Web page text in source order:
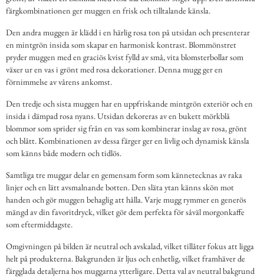
färgkombinationen ger muggen en frisk och tilltalande känsla.
Den andra muggen är klädd i en härlig rosa ton på utsidan och presenterar
en mintgrön insida som skapar en harmonisk kontrast. Blommönstret
pryder muggen med en graciös kvist fylld av små, vita blomsterbollar som
växer ur en vas i grönt med rosa dekorationer. Denna mugg ger en
förnimmelse av vårens ankomst.
Den tredje och sista muggen har en uppfriskande mintgrön exteriör och en
insida i dämpad rosa nyans. Utsidan dekoreras av en bukett mörkblå
blommor som sprider sig från en vas som kombinerar inslag av rosa, grönt
och blått. Kombinationen av dessa färger ger en livlig och dynamisk känsla
som känns både modern och tidlös.
Samtliga tre muggar delar en gemensam form som kännetecknas av raka
linjer och en lätt avsmalnande botten. Den släta ytan känns skön mot
handen och gör muggen behaglig att hålla. Varje mugg rymmer en generös
mängd av din favoritdryck, vilket gör dem perfekta för såväl morgonkaffe
som eftermiddagste.
Omgivningen på bilden är neutral och avskalad, vilket tillåter fokus att ligga
helt på produkterna. Bakgrunden är ljus och enhetlig, vilket framhäver de
färgglada detaljerna hos muggarna ytterligare. Detta val av neutral bakgrund